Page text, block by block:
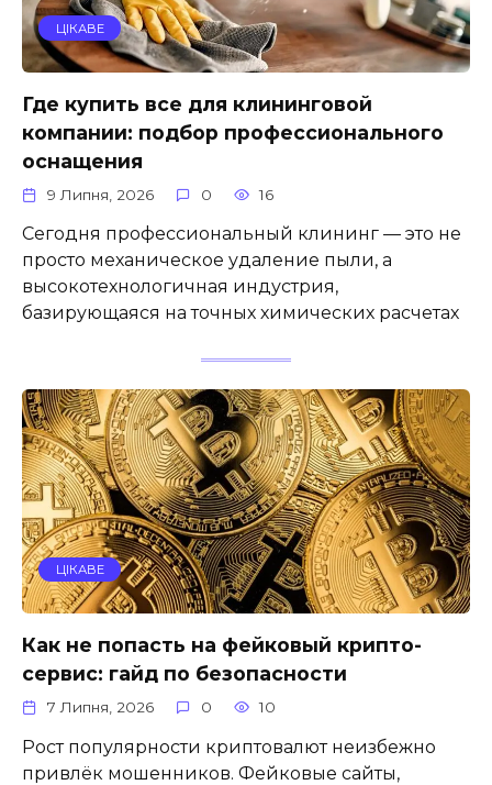
ЦІКАВЕ
Где купить все для клининговой
компании: подбор профессионального
оснащения
9 Липня, 2026 0 16
Сегодня профессиональный клининг — это не
просто механическое удаление пыли, а
высокотехнологичная индустрия,
базирующаяся на точных химических расчетах
ЦІКАВЕ
Как не попасть на фейковый крипто-
сервис: гайд по безопасности
7 Липня, 2026 0 10
Рост популярности криптовалют неизбежно
привлёк мошенников. Фейковые сайты,